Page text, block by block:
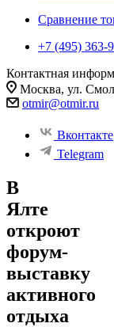
Сравнение
+7 (495) 363-
Контактная
Москва, ул.
otmir@otmir.ru
Вконтакте
Telegram
В
Ялте
откроют
форум-
выставку
активного
отдыха